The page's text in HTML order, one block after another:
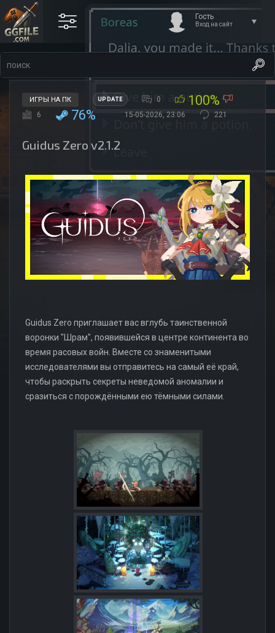
Гость
Вход на сайт
ИГРЫ НА ПК UPDATE 0 100%
6 76% 15-05-2026, 23:06 221
Guidus Zero v2.1.2
Guidus Zero приглашает вас вглубь таинственной
воронки "Шрам", появившейся в центре континента во
время расовых войн. Вместе со знаменитыми
исследователями вы отправитесь на самый её край,
чтобы раскрыть секреты неведомой аномалии и
сразиться с порождёнными ею тёмными силами.